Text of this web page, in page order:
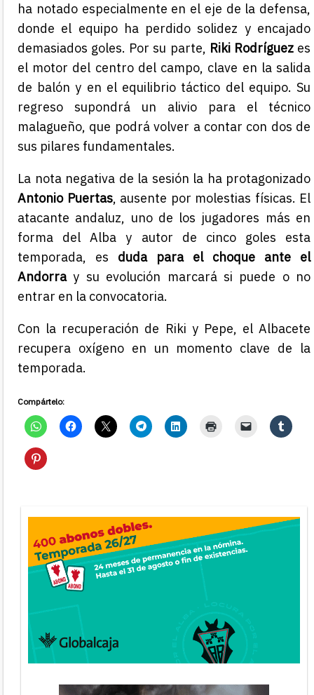
ha notado especialmente en el eje de la defensa,
donde el equipo ha perdido solidez y encajado
demasiados goles. Por su parte, Riki Rodríguezes
el motor del centro del campo, clave en la salida
de balón y en el equilibrio táctico del equipo. Su
regreso supondrá un alivio para el técnico
malagueño, que podrá volver a contar con dos de
sus pilares fundamentales.
La nota negativa de la sesión la ha protagonizado
Antonio Puertas, ausente por molestias físicas. El
atacante andaluz, uno de los jugadores más en
forma del Alba y autor de cinco goles esta
temporada, es duda para el choque ante el
Andorray su evolución marcará si puede o no
entrar en la convocatoria.
Con la recuperación de Riki y Pepe, el Albacete
recupera oxígeno en un momento clave de la
temporada.
Compártelo: